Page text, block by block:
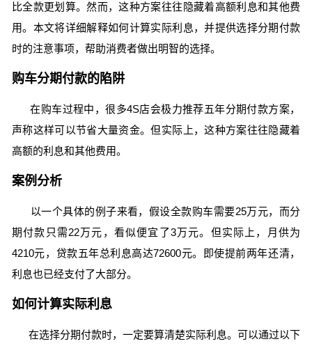
比全款更划算。然而，这种方案往往隐藏着高额利息和其他费
用。本文将详细解释如何计算实际利息，并提供选择分期付款
时的注意事项，帮助消费者做出明智的选择。
购车分期付款的陷阱
在购车过程中，很多4S店会极力推荐五年分期付款方案，
声称这样可以节省大量资金。但实际上，这种方案往往隐藏着
高额的利息和其他费用。
案例分析
以一个具体的例子来看，假设全款购车需要25万元，而分
期付款只需22万元，看似便宜了3万元。但实际上，月供为
4210元，贷款五年总利息高达72600元。即使提前两年还清，
利息也已经支付了大部分。
如何计算实际利息
在选择分期付款时，一定要算清楚实际利息。可以通过以下